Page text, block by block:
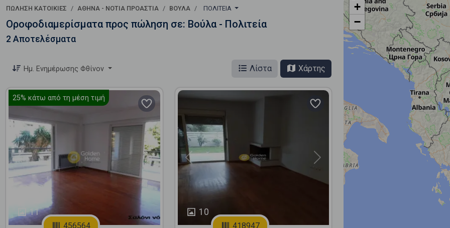
ΠΏΛΗΣΗ ΚΑΤΟΙΚΊΕΣ ΑΘΉΝΑ - ΝΌΤΙΑ ΠΡΟΆΣΤΙΑ ΒΟΎΛΑ ΠΟΛΙΤΕΊΑ
Οροφοδιαμερίσματα προς πώληση σε: Βούλα - Πολιτεία
2 Αποτελέσματα
Ημ. Ενημέρωσης Φθίνον Λίστα Χάρτης
25% κάτω από τη μέση τιμή
11
Previous Next
456564
10
Previous Next
418947
+
−